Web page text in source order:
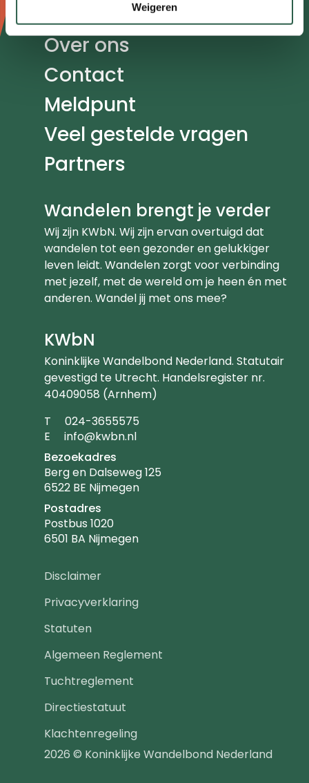
Weigeren
Kennisplein
Over ons
Contact
Meldpunt
Veel gestelde vragen
Partners
Wandelen brengt je verder
Wij zijn KWbN. Wij zijn ervan overtuigd dat
wandelen tot een gezonder en gelukkiger
leven leidt. Wandelen zorgt voor verbinding
met jezelf, met de wereld om je heen én met
anderen. Wandel jij met ons mee?
KWbN
Koninklijke Wandelbond Nederland. Statutair
gevestigd te Utrecht. Handelsregister nr.
40409058 (Arnhem)
T Telefoonnummer
024-3655575
E Emailadres
info@kwbn.nl
Bezoekadres
Berg en Dalseweg 125
6522 BE Nijmegen
Postadres
Postbus 1020
6501 BA Nijmegen
2026 © Koninklijke Wandelbond Nederland
Footer
navigatie
Disclaimer
Privacyverklaring
Statuten
Algemeen Reglement
Tuchtreglement
Directiestatuut
Klachtenregeling